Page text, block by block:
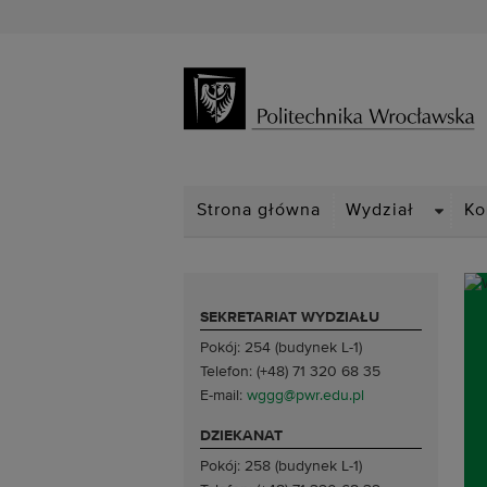
Strona główna Wydział
SEKRETARIAT WYDZIAŁU
Pokój: 254 (budynek L-1)
Telefon: (+48) 71 320 68 35
E-mail: wggg@pwr.edu.pl
DZIEKANAT
Pokój: 258 (budynek L-1)